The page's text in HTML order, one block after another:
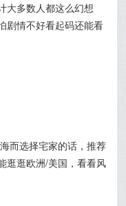
大多数人都这么幻想
剧情不好看起码还能看
而选择宅家的话，推荐
逛逛欧洲/美国，看看风